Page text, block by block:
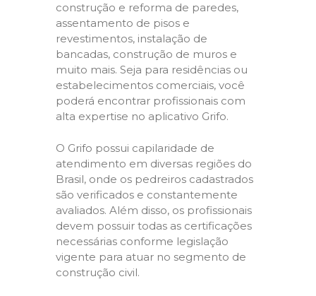
construção e reforma de paredes,
assentamento de pisos e
revestimentos, instalação de
bancadas, construção de muros e
muito mais. Seja para residências ou
estabelecimentos comerciais, você
poderá encontrar profissionais com
alta expertise no aplicativo Grifo.
O Grifo possui capilaridade de
atendimento em diversas regiões do
Brasil, onde os pedreiros cadastrados
são verificados e constantemente
avaliados. Além disso, os profissionais
devem possuir todas as certificações
necessárias conforme legislação
vigente para atuar no segmento de
construção civil.